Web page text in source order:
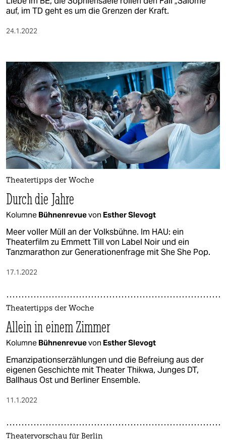
auf, im TD geht es um die Grenzen der Kraft.
24.1.2022
Theatertipps der Woche
Durch die Jahre
Kolumne Bühnenrevuevon Esther Slevogt
Meer voller Müll an der Volksbühne. Im HAU: ein
Theaterfilm zu Emmett Till von Label Noir und ein
Tanzmarathon zur Generationenfrage mit She She Pop.
17.1.2022
Theatertipps der Woche
Allein in einem Zimmer
Kolumne Bühnenrevuevon Esther Slevogt
Emanzipationserzählungen und die Befreiung aus der
eigenen Geschichte mit Theater Thikwa, Junges DT,
Ballhaus Ost und Berliner Ensemble.
11.1.2022
Theatervorschau für Berlin